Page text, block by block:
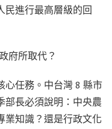
民進行最高層級的回
府所取代？
心任務。中台灣 8 縣市
部長必須說明：中央農
業知識？還是行政文化